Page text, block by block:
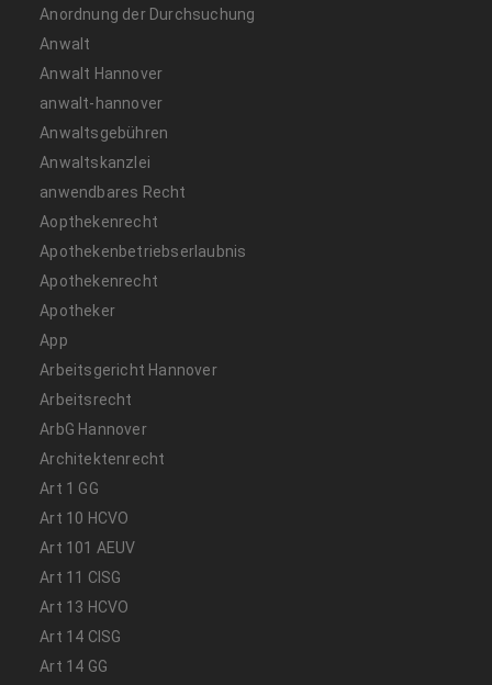
Anordnung der Durchsuchung
Anwalt
Anwalt Hannover
anwalt-hannover
Anwaltsgebühren
Anwaltskanzlei
anwendbares Recht
Aopthekenrecht
Apothekenbetriebserlaubnis
Apothekenrecht
Apotheker
App
Arbeitsgericht Hannover
Arbeitsrecht
ArbG Hannover
Architektenrecht
Art 1 GG
Art 10 HCVO
Art 101 AEUV
Art 11 CISG
Art 13 HCVO
Art 14 CISG
Art 14 GG